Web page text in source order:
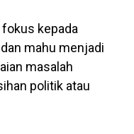
kepada
mahu menjadi
masalah
politik atau